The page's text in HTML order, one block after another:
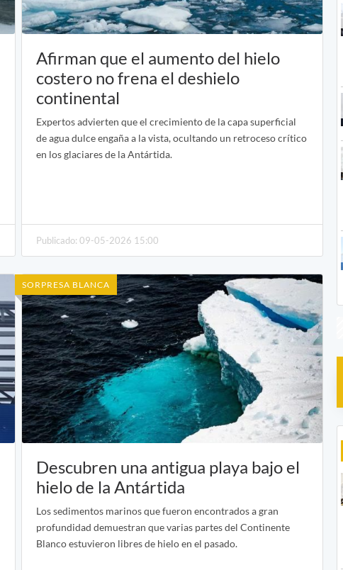
Afirman que el aumento del hielo
costero no frena el deshielo
continental
Expertos advierten que el crecimiento de la capa superficial
de agua dulce engaña a la vista, ocultando un retroceso crítico
en los glaciares de la Antártida.
Publicado: 09-05-2026 15:00
SORPRESA BLANCA
Descubren una antigua playa bajo el
hielo de la Antártida
Los sedimentos marinos que fueron encontrados a gran
profundidad demuestran que varias partes del Continente
Blanco estuvieron libres de hielo en el pasado.